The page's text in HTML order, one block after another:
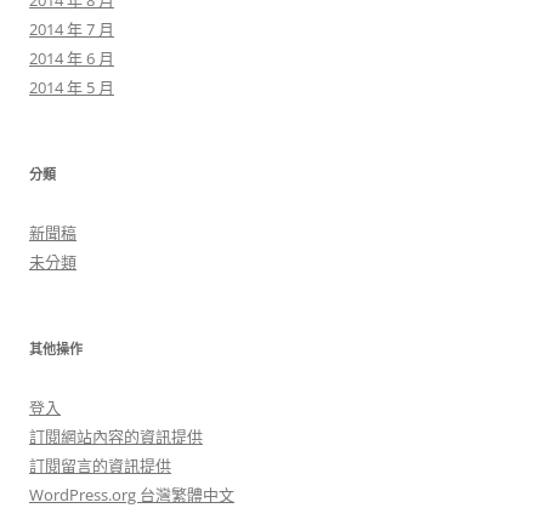
2014 年 7 月
2014 年 6 月
2014 年 5 月
分類
新聞稿
未分類
其他操作
登入
訂閱網站內容的資訊提供
訂閱留言的資訊提供
WordPress.org 台灣繁體中文